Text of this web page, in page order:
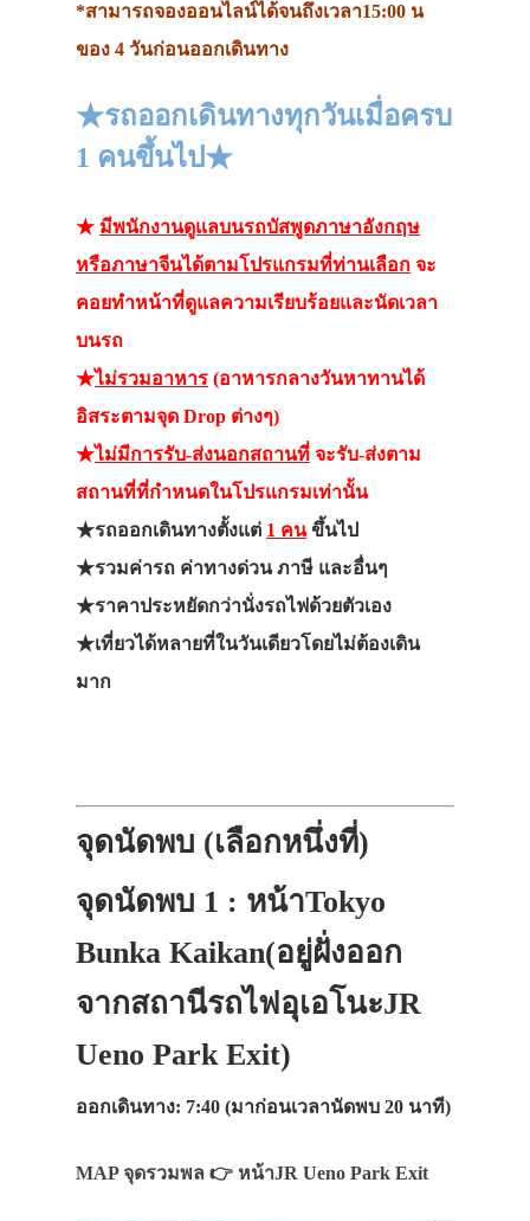
*สามารถจองออนไลน์ได้จนถึงเวลา15:00 น
ของ 4 วันก่อนออกเดินทาง
★รถออกเดินทางทุกวันเมื่อครบ
1 คนขึ้นไป★
★ มีพนักงานดูแลบนรถบัสพูดภาษาอังกฤษ
หรือภาษาจีนได้ตามโปรแกรมที่ท่านเลือก จะ
คอยทำหน้าที่ดูแลความเรียบร้อยและนัดเวลา
บนรถ
★ไม่รวมอาหาร (อาหารกลางวันหาทานได้
อิสระตามจุด Drop ต่างๆ)
★ไม่มีการรับ-ส่งนอกสถานที่ จะรับ-ส่งตาม
สถานที่ที่กำหนดในโปรแกรมเท่านั้น
★รถออกเดินทางตั้งแต่ 1 คนขึ้นไป
★รวมค่ารถ ค่าทางด่วน ภาษี และอื่นๆ
★ราคาประหยัดกว่านั่งรถไฟด้วยตัวเอง
★เที่ยวได้หลายที่ในวันเดียวโดยไม่ต้องเดิน
มาก
จุดนัดพบ (เลือกหนึ่งที่)
จุดนัดพบ 1 : หน้าTokyo
Bunka Kaikan(อยู่ฝั่งออก
จากสถานีรถไฟอุเอโนะJR
Ueno Park Exit)
ออกเดินทาง: 7:40 (มาก่อนเวลานัดพบ 20 นาที)
MAP จุดรวมพล 👉 หน้าJR Ueno Park Exit